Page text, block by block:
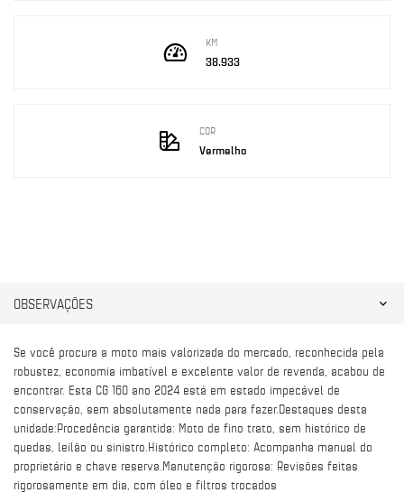
KM
38.933
COR
Vermelho
OBSERVAÇÕES
Se você procura a moto mais valorizada do mercado, reconhecida pela
robustez, economia imbatível e excelente valor de revenda, acabou de
encontrar. Esta CG 160 ano 2024 está em estado impecável de
conservação, sem absolutamente nada para fazer.Destaques desta
unidade:Procedência garantida: Moto de fino trato, sem histórico de
quedas, leilão ou sinistro.Histórico completo: Acompanha manual do
proprietário e chave reserva.Manutenção rigorosa: Revisões feitas
rigorosamente em dia, com óleo e filtros trocados